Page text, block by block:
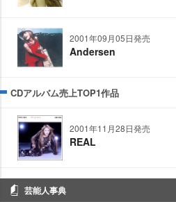
2001年09月05日発売
Andersen
CDアルバム売上TOP1作品
2001年11月28日発売
REAL
芸能人事典